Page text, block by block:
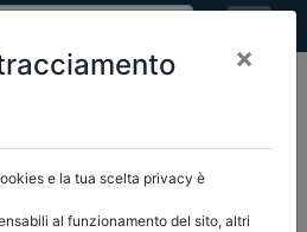
OSSERVATORIO
NORMATIVA
×
e la tua scelta privacy è
al funzionamento del sito, altri